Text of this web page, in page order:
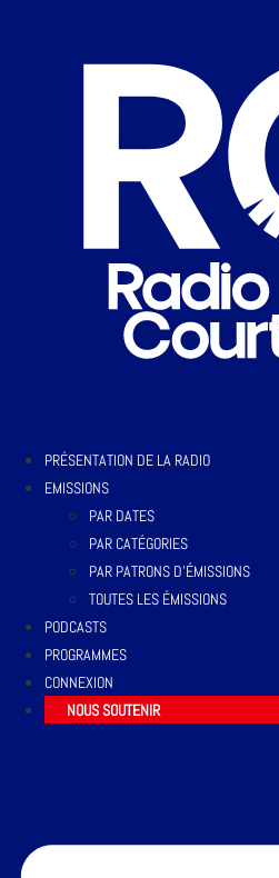
PRÉSENTATION DE LA RADIO
EMISSIONS
PAR DATES
PAR CATÉGORIES
PAR PATRONS D’ÉMISSIONS
TOUTES LES ÉMISSIONS
PODCASTS
PROGRAMMES
CONNEXION
NOUS SOUTENIR